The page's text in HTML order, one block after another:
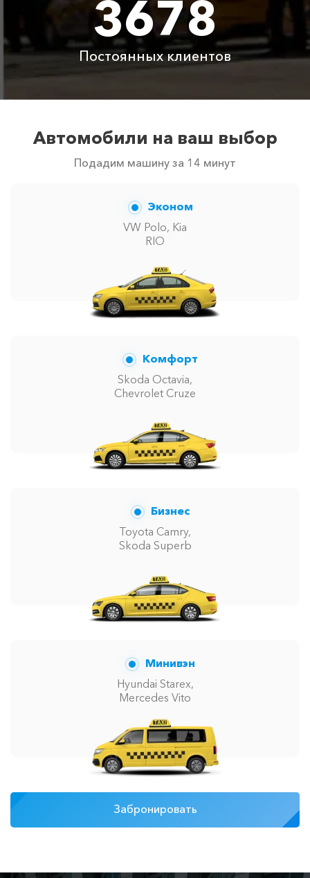
Цены по акции ограничены количеством свободных
автомобилей в г Балаклава. Точную цену вам
сообщит менеджер при заказе.
3678
Постоянных клиентов
Автомобили на ваш выбор
Подадим машину за 14 минут
Эконом
VW Polo, Kia
RIO
Комфорт
Skoda Octavia,
Chevrolet Cruze
Бизнес
Toyota Camry,
Skoda Superb
Минивэн
Hyundai Starex,
Mercedes Vito
Забронировать